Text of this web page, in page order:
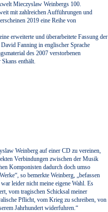
Mieczyslaw Weinbergs 100.
mit zahlreichen Aufführungen und
2019 eine Reihe von
erweiterte und überarbeitete Fassung der
Fanning in englischer Sprache
des 2007 verstorbenen
enthält.
Weinberg auf einer CD zu vereinen,
Verbindungen zwischen der Musik
Komponisten dadurch doch umso
so bemerkte Weinberg, „befassen
leider nicht meine eigene Wahl. Es
vom tragischen Schicksal meiner
Pflicht, vom Krieg zu schreiben, von
Jahrhundert widerfuhren.“